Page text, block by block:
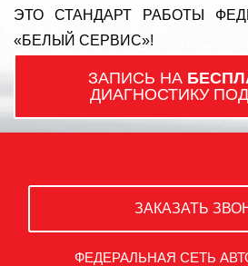
ЭТО СТАНДАРТ РАБОТЫ
«БЕЛЫЙ СЕРВИС»!
ЗАПИСЬ НА
ДИАГНОСТИКУ
ЗАКАЗАТЬ
ФЕДЕРАЛЬНАЯ СЕТЬ